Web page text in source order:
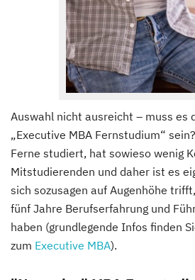
Auswahl nicht ausreicht – muss es
„Executive MBA Fernstudium“
Ferne studiert, hat sowieso wenig
Mitstudierenden und daher ist es
sich sozusagen auf Augenhöhe
fünf Jahre Berufserfahrung und
haben (grundlegende Infos finden
zum Executive MBA).